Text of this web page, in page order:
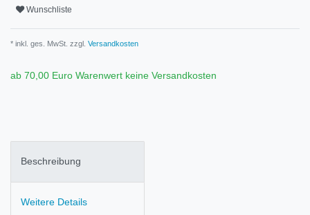
Wunschliste
* inkl. ges. MwSt. zzgl. Versandkosten
ab 70,00 Euro Warenwert keine Versandkosten
Beschreibung
Weitere Details